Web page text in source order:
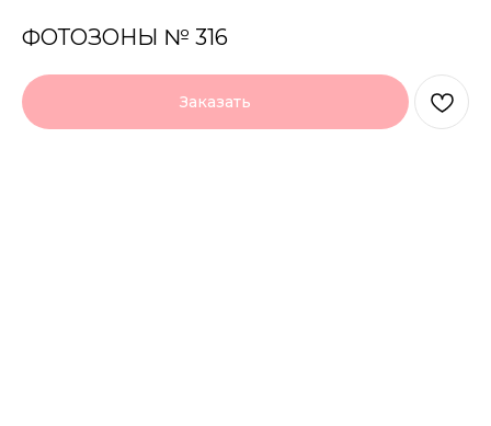
ФОТОЗОНЫ № 316
Заказать